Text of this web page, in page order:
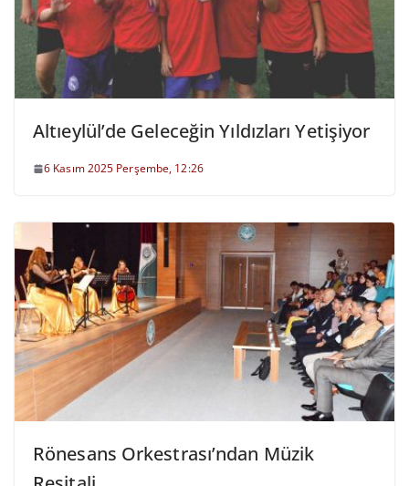
Altıeylül’de Geleceğin Yıldızları Yetişiyor
6 Kasım 2025 Perşembe, 12:26
Rönesans Orkestrası’ndan Müzik